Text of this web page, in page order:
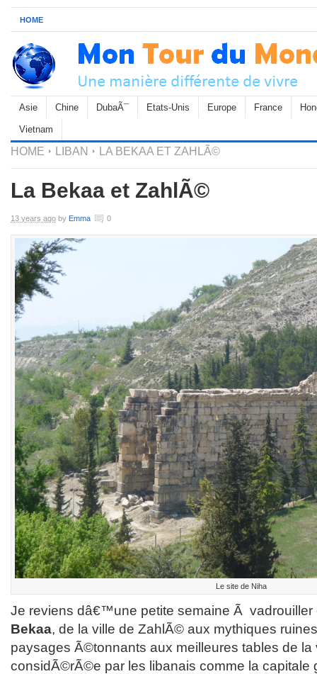
HOME
Asie Chine DubaÃ¯ Etats-Unis Europe France
Vietnam
HOME LIBAN LA BEKAA ET ZAHLÃ©
La Bekaa et ZahlÃ©
13 years ago by Emma 0
Le site de Niha
Je reviens dâ€™une petite semaine Ã
Bekaa, de la ville de ZahlÃ© aux mythiques
paysages Ã©tonnants aux meilleures tables de
considÃ©rÃ©e par les libanais comme la capitale